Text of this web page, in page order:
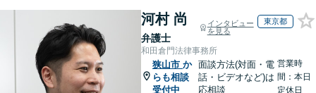
河村 尚
弁護士
インタビュー
を見る
東京都
和田倉門法律事務所
狭山市 か
らも相談
受付中
面談方法(対面・電
話・ビデオなど)は
応相談
営業時
間：本日
定休日